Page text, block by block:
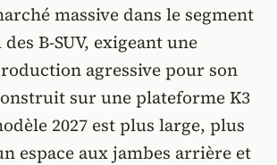
massive dans le segment
B-SUV, exigeant une
agressive pour son
sur une plateforme K3
2027 est plus large, plus
espace aux jambes arrière et